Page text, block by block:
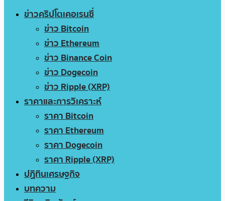
ข่าวคริปโตเคอเรนซี่
ข่าว Bitcoin
ข่าว Ethereum
ข่าว Binance Coin
ข่าว Dogecoin
ข่าว Ripple (XRP)
ราคาและการวิเคราะห์
ราคา Bitcoin
ราคา Ethereum
ราคา Dogecoin
ราคา Ripple (XRP)
ปฏิทินเศรษฐกิจ
บทความ